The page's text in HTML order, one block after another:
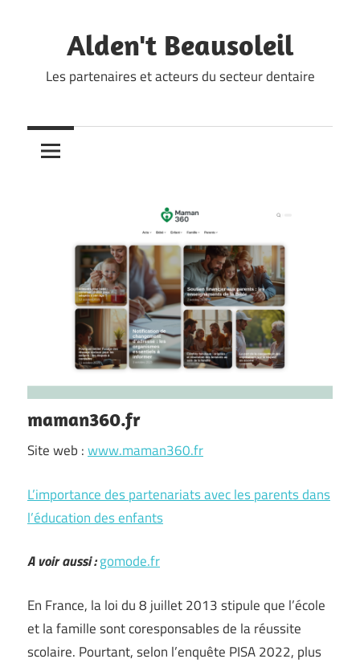
contentAlden't Beausoleil
Les partenaires et acteurs du secteur dentaire
maman360.fr
Site web :www.maman360.fr
L’importance des partenariats avec les parents dans
l’éducation des enfants
A voir aussi :gomode.fr
En France, la loi du 8 juillet 2013 stipule que l’école
et la famille sont coresponsables de la réussite
scolaire. Pourtant, selon l’enquête PISA 2022, plus